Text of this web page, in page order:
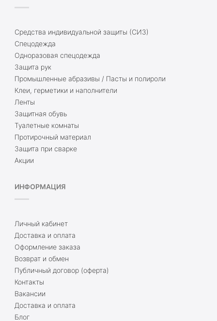
Средства индивидуальной защиты (СИЗ)
Спецодежда
Одноразовая спецодежда
Защита рук
Промышленные абразивы / Пасты и полироли
Клеи, герметики и наполнители
Ленты
Защитная обувь
Туалетные комнаты
Протирочный материал
Защита при сварке
Акции
ИНФОРМАЦИЯ
Личный кабинет
Доставка и оплата
Оформление заказа
Возврат и обмен
Публичный договор (оферта)
Контакты
Вакансии
Доставка и оплата
Блог